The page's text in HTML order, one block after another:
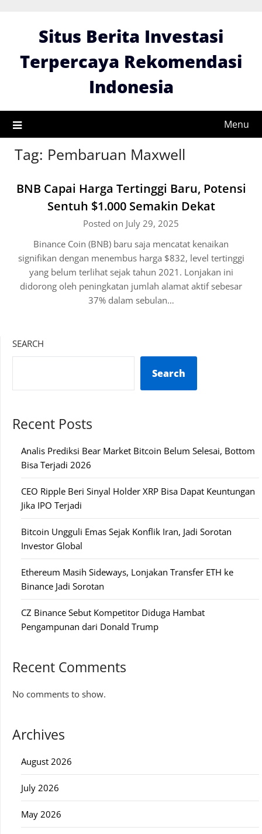
Situs Berita Investasi
Terpercaya Rekomendasi
Indonesia
Menu
Tag: Pembaruan Maxwell
BNB Capai Harga Tertinggi Baru, Potensi
Sentuh $1.000 Semakin Dekat
Posted on July 29, 2025
Binance Coin (BNB) baru saja mencatat kenaikan
signifikan dengan menembus harga $832, level tertinggi
yang belum terlihat sejak tahun 2021. Lonjakan ini
didorong oleh peningkatan jumlah alamat aktif sebesar
37% dalam sebulan…
SEARCH
Search
Recent Posts
Analis Prediksi Bear Market Bitcoin Belum Selesai, Bottom
Bisa Terjadi 2026
CEO Ripple Beri Sinyal Holder XRP Bisa Dapat Keuntungan
Jika IPO Terjadi
Bitcoin Ungguli Emas Sejak Konflik Iran, Jadi Sorotan
Investor Global
Ethereum Masih Sideways, Lonjakan Transfer ETH ke
Binance Jadi Sorotan
CZ Binance Sebut Kompetitor Diduga Hambat
Pengampunan dari Donald Trump
Recent Comments
No comments to show.
Archives
August 2026
July 2026
May 2026